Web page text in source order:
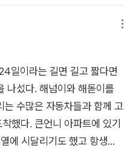
인지도 모른다. 박시하는
의 아름다움을 아는 시인이
리는 슬픔의 힘을 아는 시인
마나 많은 슬픔을 기쁨으로
묵 아래 영혼만으로 울 수
깨동무를 했다 별이 그늘을
다 벤치에 앉아 잠들거나 나
능한, 불완전한 사건이다.
을 뒤흔드는 만큼. 누구나
는 책들을 가지고 있다. 누구
, 당신에게 그 공간은 늙을 기
책상이다. 책상은 온전히 책
상이란 자신을 받쳐 안은 또
, 이이체의 글) 책상이라는
와 같은 것이었다. 책상에 대
일이라는 길면 길고 짧다면
나섰다. 해넘이와 해돋이를
수많은 자동차들과 함께 고
했다. 큰언니 아파트에 있기
에 시달리기도 했고 항생제